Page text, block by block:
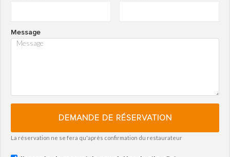
Message
DEMANDE DE RÉSERVATION
La réservation ne se fera qu'après confirmation du restaurateur